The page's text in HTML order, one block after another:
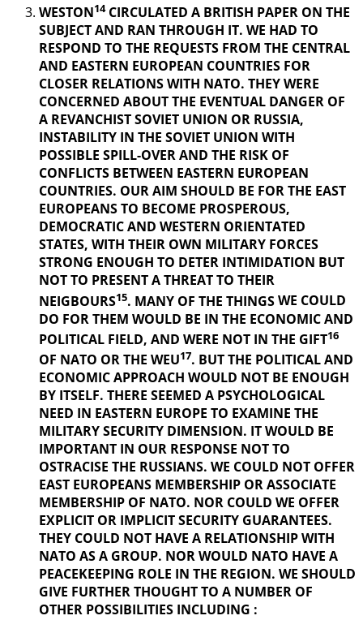
WESTON14CIRCULATED A BRITISH PAPER ON THE
SUBJECT AND RAN THROUGH IT. WE HAD TO
RESPOND TO THE REQUESTS FROM THE CENTRAL
AND EASTERN EUROPEAN COUNTRIES FOR
CLOSER RELATIONS WITH NATO. THEY WERE
CONCERNED ABOUT THE EVENTUAL DANGER OF
A REVANCHISTSOVIET UNION OR RUSSIA,
INSTABILITY IN THE SOVIET UNION WITH
POSSIBLE SPILL-OVER AND THE RISK OF
CONFLICTS BETWEEN EASTERN EUROPEAN
COUNTRIES. OUR AIM SHOULD BE FOR THE EAST
EUROPEANS TO BECOME PROSPEROUS,
DEMOCRATIC AND WESTERN ORIENTATED
STATES, WITH THEIR OWN MILITARY FORCES
STRONG ENOUGH TO DETER INTIMIDATION BUT
NOT TO PRESENT A THREAT TO THEIR
NEIGBOURS15. MANY OF THE THINGSWE COULD
DO FOR THEM WOULD BE IN THE ECONOMIC AND
POLITICAL FIELD, AND WERE NOT IN THE GIFT16
OF NATO OR THE WEU17. BUT THE POLITICAL AND
ECONOMIC APPROACH WOULD NOT BE ENOUGH
BY ITSELF. THERE SEEMED A PSYCHOLOGICAL
NEED IN EASTERN EUROPE TO EXAMINE THE
MILITARY SECURITY DIMENSION. IT WOULD BE
IMPORTANT IN OUR RESPONSE NOT TO
OSTRACISE THE RUSSIANS. WE COULD NOT OFFER
EAST EUROPEANS MEMBERSHIP OR ASSOCIATE
MEMBERSHIP OF NATO. NOR COULD WE OFFER
EXPLICIT OR IMPLICIT SECURITY GUARANTEES.
THEY COULD NOT HAVE A RELATIONSHIP WITH
NATO AS A GROUP. NOR WOULD NATO HAVE A
PEACEKEEPING ROLE IN THE REGION. WE SHOULD
GIVE FURTHERTHOUGHT TO A NUMBER OF
OTHER POSSIBILITIES INCLUDING :